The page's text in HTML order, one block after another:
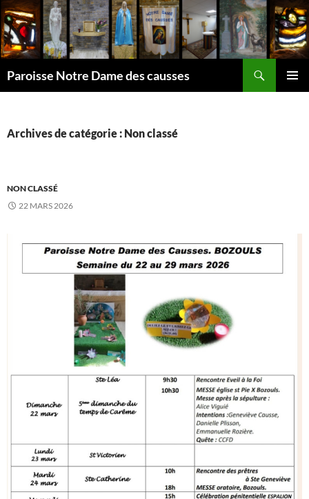
Aller
au
contenu
Paroisse Notre Dame des causses
Archives de catégorie : Non classé
NON CLASSÉ
22 MARS 2026